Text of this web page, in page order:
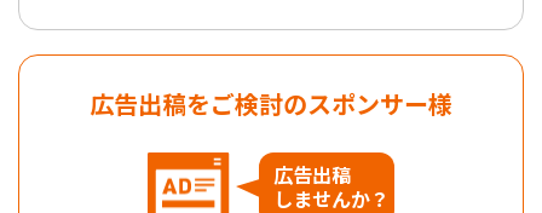
広告出稿をご検討のスポンサー様
広告出稿
しませんか？